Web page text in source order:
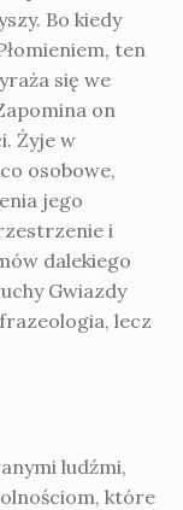
Bo kiedy
ten
się we
on
Żyje w
osobowe,
jego
i
dalekiego
Gwiazdy
lecz
ludźmi,
które